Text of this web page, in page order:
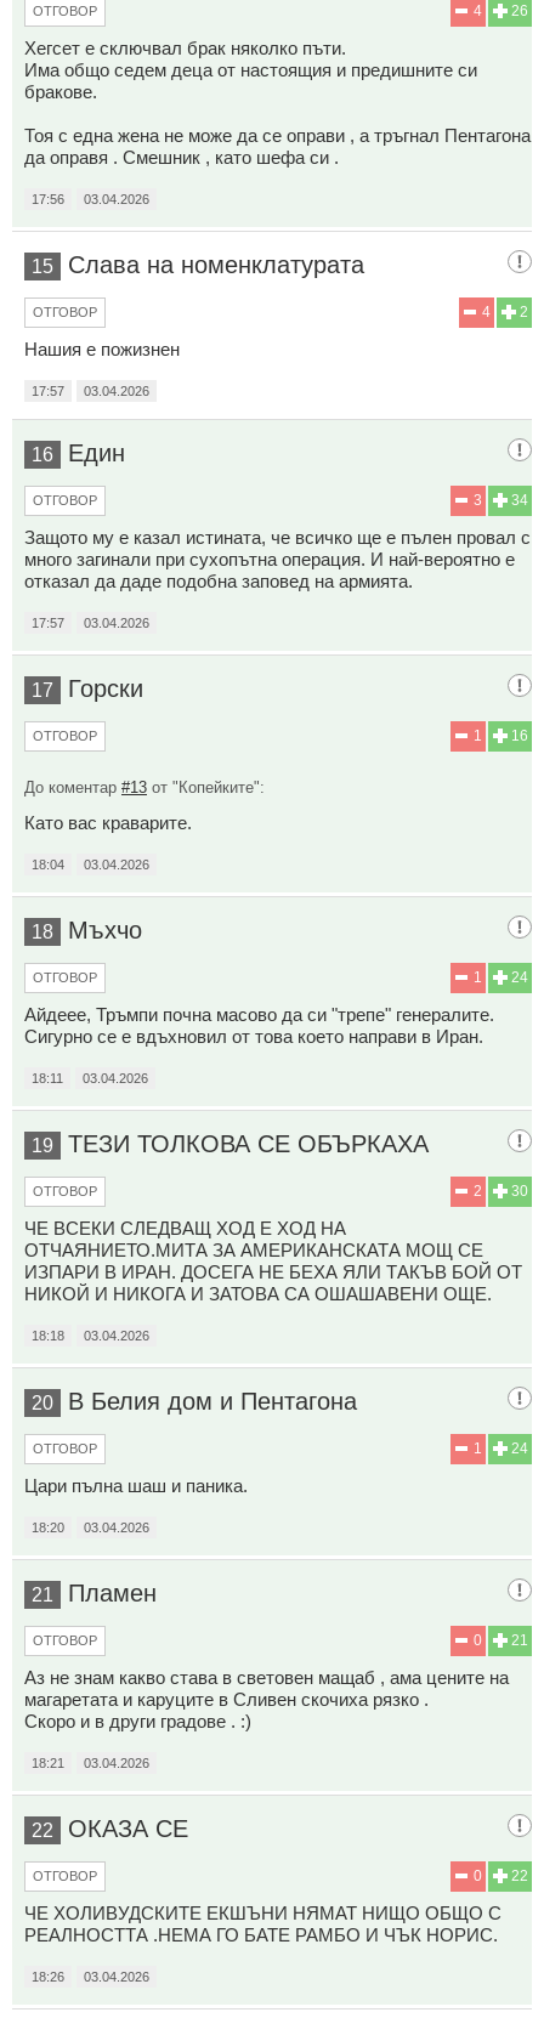
26
4
ОТГОВОР
Хегсет е сключвал брак няколко пъти.
Има общо седем деца от настоящия и предишните си
бракове.
Тоя с една жена не може да се оправи , а тръгнал Пентагона
да оправя . Смешник , като шефа си .
17:56 03.04.2026
15 Слава на номенклатурата
2
4
ОТГОВОР
Нашия е пожизнен
17:57 03.04.2026
16 Един
34
3
ОТГОВОР
Защото му е казал истината, че всичко ще е пълен провал с
много загинали при сухопътна операция. И най-вероятно е
отказал да даде подобна заповед на армията.
17:57 03.04.2026
17 Горски
16
1
ОТГОВОР
До коментар #13 от "Копейките":
Като вас краварите.
18:04 03.04.2026
18 Мъхчо
24
1
ОТГОВОР
Айдеее, Тръмпи почна масово да си "трепе" генералите.
Сигурно се е вдъхновил от това което направи в Иран.
18:11 03.04.2026
19 ТЕЗИ ТОЛКОВА СЕ ОБЪРКАХА
30
2
ОТГОВОР
ЧЕ ВСЕКИ СЛЕДВАЩ ХОД Е ХОД НА
ОТЧАЯНИЕТО.МИТА ЗА АМЕРИКАНСКАТА МОЩ СЕ
ИЗПАРИ В ИРАН. ДОСЕГА НЕ БЕХА ЯЛИ ТАКЪВ БОЙ ОТ
НИКОЙ И НИКОГА И ЗАТОВА СА ОШАШАВЕНИ ОЩЕ.
18:18 03.04.2026
20 В Белия дом и Пентагона
24
1
ОТГОВОР
Цари пълна шаш и паника.
18:20 03.04.2026
21 Пламен
21
0
ОТГОВОР
Аз не знам какво става в световен мащаб , ама цените на
магаретата и каруците в Сливен скочиха рязко .
Скоро и в други градове . :)
18:21 03.04.2026
22 ОКАЗА СЕ
22
0
ОТГОВОР
ЧЕ ХОЛИВУДСКИТЕ ЕКШЪНИ НЯМАТ НИЩО ОБЩО С
РЕАЛНОСТТА .НЕМА ГО БАТЕ РАМБО И ЧЪК НОРИС.
18:26 03.04.2026